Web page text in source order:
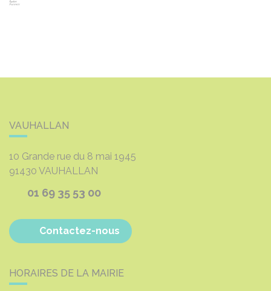
VAUHALLAN
10 Grande rue du 8 mai 1945
91430 VAUHALLAN
01 69 35 53 00
Contactez-nous
HORAIRES DE LA MAIRIE